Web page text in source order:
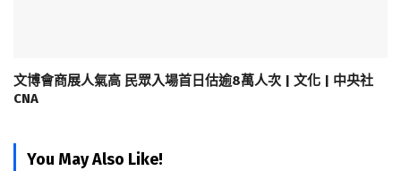
文博會商展人氣高 民眾入場首日估逾8萬人次 | 文化 | 中央社
CNA
You May Also Like!